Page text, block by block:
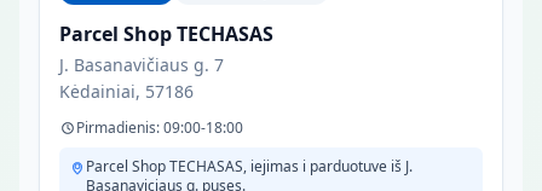
Parcel Shop TECHASAS
J. Basanavičiaus g. 7
Kėdainiai, 57186
Pirmadienis: 09:00-18:00
Parcel Shop TECHASAS, iejimas i parduotuve iš J.
Basanaviciaus g. puses.